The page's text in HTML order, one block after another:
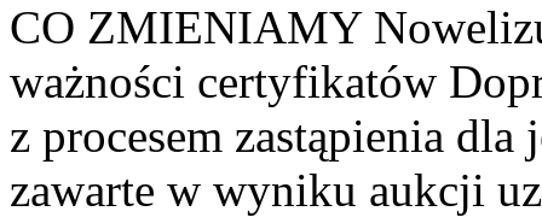
CO ZMIENIAMY
ważności certyfikatów
z procesem zastąpienia
zawarte w wyniku aukcji